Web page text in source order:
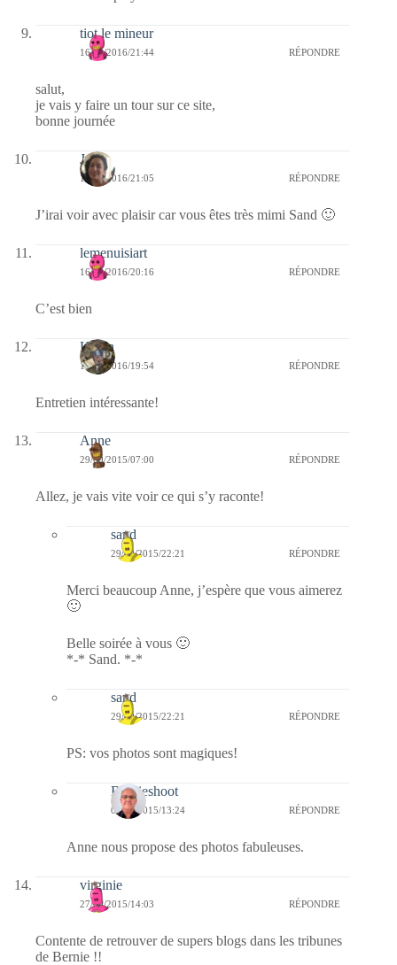
tiot le mineur
16/08/2016/21:44 RÉPONDRE
salut,
je vais y faire un tour sur ce site,
bonne journée
Julie
16/08/2016/21:05 RÉPONDRE
J’irai voir avec plaisir car vous êtes très mimi Sand 🙂
lemenuisiart
16/08/2016/20:16 RÉPONDRE
C’est bien
Kévin
16/08/2016/19:54 RÉPONDRE
Entretien intéressante!
Anne
29/09/2015/07:00 RÉPONDRE
Allez, je vais vite voir ce qui s’y raconte!
sand
29/09/2015/22:21 RÉPONDRE
Merci beaucoup Anne, j’espère que vous aimerez
🙂
Belle soirée à vous 🙂
*-* Sand. *-*
sand
29/09/2015/22:21 RÉPONDRE
PS: vos photos sont magiques!
Bernieshoot
04/10/2015/13:24 RÉPONDRE
Anne nous propose des photos fabuleuses.
virginie
27/09/2015/14:03 RÉPONDRE
Contente de retrouver de supers blogs dans les tribunes
de Bernie !!